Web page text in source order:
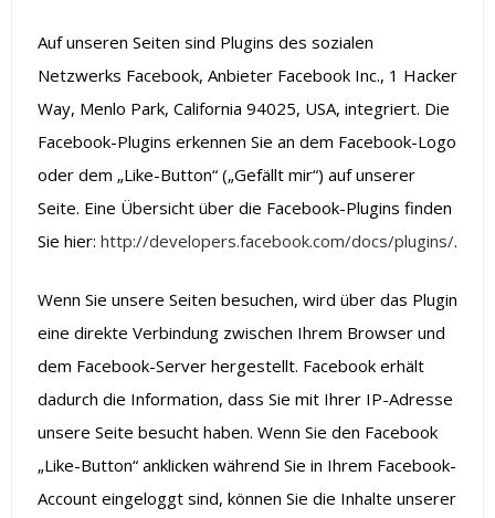
Auf unseren Seiten sind Plugins des sozialen
Netzwerks Facebook, Anbieter Facebook Inc., 1 Hacker
Way, Menlo Park, California 94025, USA, integriert. Die
Facebook-Plugins erkennen Sie an dem Facebook-Logo
oder dem „Like-Button“ („Gefällt mir“) auf unserer
Seite. Eine Übersicht über die Facebook-Plugins finden
Sie hier: http://developers.facebook.com/docs/plugins/.
Wenn Sie unsere Seiten besuchen, wird über das Plugin
eine direkte Verbindung zwischen Ihrem Browser und
dem Facebook-Server hergestellt. Facebook erhält
dadurch die Information, dass Sie mit Ihrer IP-Adresse
unsere Seite besucht haben. Wenn Sie den Facebook
„Like-Button“ anklicken während Sie in Ihrem Facebook-
Account eingeloggt sind, können Sie die Inhalte unserer